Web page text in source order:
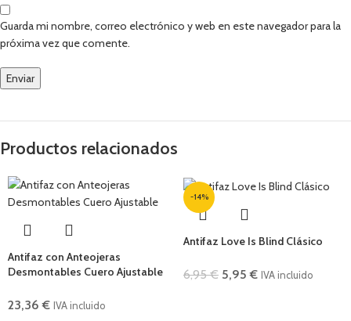
Guarda mi nombre, correo electrónico y web en este navegador para la
próxima vez que comente.
Productos relacionados
Antifaz con Anteojeras
Desmontables Cuero Ajustable
23,36€ IVA incluido
-14%
Antifaz Love Is Blind Clásico
6,95€ 5,95€ IVA incluido